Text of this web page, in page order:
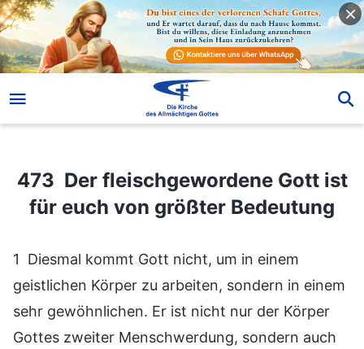
473 Der fleischgewordene Gott ist
für euch von größter Bedeutung
1 Diesmal kommt Gott nicht, um in einem
geistlichen Körper zu arbeiten, sondern in einem
sehr gewöhnlichen. Er ist nicht nur der Körper
Gottes zweiter Menschwerdung, sondern auch